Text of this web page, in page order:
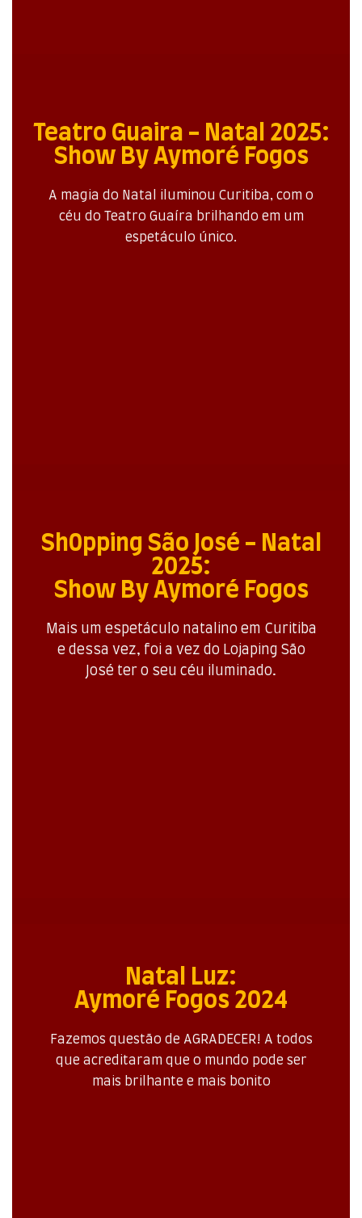
Teatro Guaira - Natal 2025:
Show By Aymoré Fogos
A magia do Natal iluminou Curitiba, com o
céu do Teatro Guaíra brilhando em um
espetáculo único.
Sh0pping São José - Natal
2025:
Show By Aymoré Fogos
Mais um espetáculo natalino em Curitiba
e dessa vez, foi a vez do Lojaping São
José ter o seu céu iluminado.
Natal Luz:
Aymoré Fogos 2024
Fazemos questão de AGRADECER! A todos
que acreditaram que o mundo pode ser
mais brilhante e mais bonito